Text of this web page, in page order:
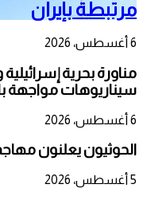
مرتبطة بإيران
6 أغسطس، 2026
مناورة بحرية
سيناريوهات مواجهة
6 أغسطس، 2026
الحوثيون يعلنون
5 أغسطس، 2026